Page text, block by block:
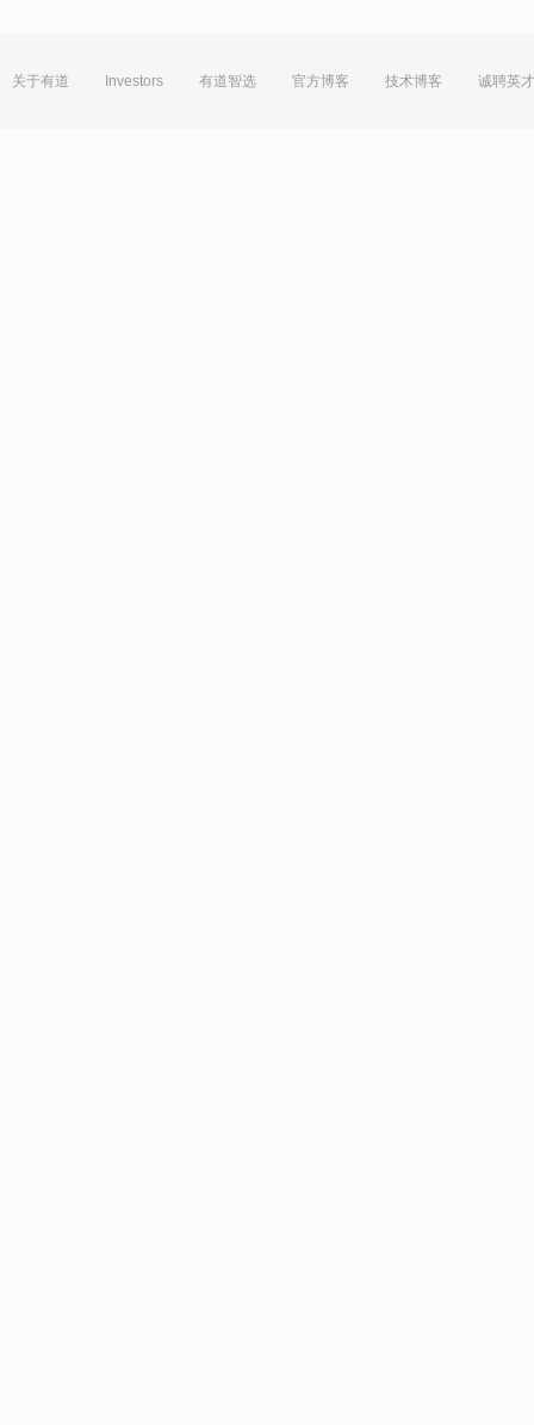
关于有道 Investors 有道智选 官方博客 技术博客 诚聘英才